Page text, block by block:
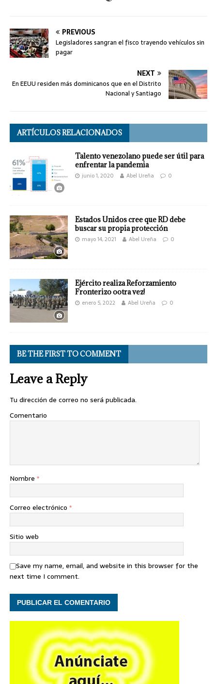
PREVIOUS
Legisladores sangran el fisco trayendo vehículos sin
pagar
NEXT
En EEUU residen más dominicanos que en el Distrito
Nacional y Santiago
ARTÍCULOS RELACIONADOS
Talento venezolano puede ser útil para
enfrentar la pandemia
junio 1, 2020 Abel Ureña 0
Estados Unidos cree que RD debe
buscar su propia protección
mayo 14, 2021 Abel Ureña 0
Ejército realiza Reforzamiento
Fronterizo ootra vez!
enero 5, 2022 Abel Ureña 0
BE THE FIRST TO COMMENT
Leave a Reply
Tu dirección de correo no será publicada.
Comentario
Nombre *
Correo electrónico *
Sitio web
Save my name, email, and website in this browser for the
next time I comment.